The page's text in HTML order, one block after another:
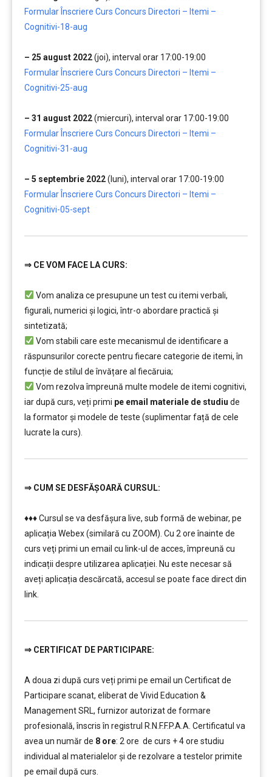
Formular Înscriere Curs Concurs Directori – Itemi –
Cognitivi-18-aug
– 25 august 2022(joi), interval orar 17:00-19:00
Formular Înscriere Curs Concurs Directori – Itemi –
Cognitivi-25-aug
– 31 august 2022(miercuri), interval orar 17:00-19:00
Formular Înscriere Curs Concurs Directori – Itemi –
Cognitivi-31-aug
– 5 septembrie 2022(luni), interval orar 17:00-19:00
Formular Înscriere Curs Concurs Directori – Itemi –
Cognitivi-05-sept
⇒ CE VOM FACE LA CURS:
Vom analiza ce presupune un test cu itemi verbali,
figurali, numerici și logici, într-o abordare practică și
sintetizată;
Vom stabili care este mecanismul de identificare a
răspunsurilor corecte pentru fiecare categorie de itemi, în
funcție de stilul de învățare al fiecăruia;
Vom rezolva împreună multe modele de itemi cognitivi,
iar după curs, veți primi pe email materiale de studiu de
la formator și modele de teste (suplimentar față de cele
lucrate la curs).
⇒ CUM SE DESFĂȘOARĂ CURSUL:
♦♦♦ Cursul se va desfășura live, sub formă de webinar, pe
aplicația Webex (similară cu ZOOM). Cu 2 ore înainte de
curs veţi primi un email cu link-ul de acces, împreună cu
indicații despre utilizarea aplicației. Nu este necesar să
aveți aplicația descărcată, accesul se poate face direct din
link.
⇒ CERTIFICAT DE PARTICIPARE:
A doua zi după curs veți primi pe email un Certificat de
Participare scanat, eliberat de Vivid Education &
Management SRL, furnizor autorizat de formare
profesională, înscris în registrul R.N.F.F.P.A.A. Certificatul va
avea un număr de 8 ore: 2 ore de curs + 4 ore studiu
individual al materialelor și de rezolvare a testelor primite
pe email după curs.